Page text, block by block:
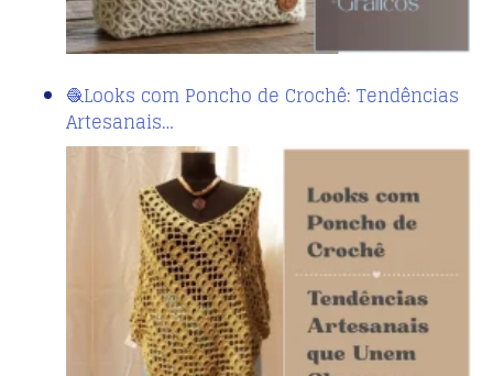
🧶Looks com Poncho de Crochê: Tendências
Artesanais…